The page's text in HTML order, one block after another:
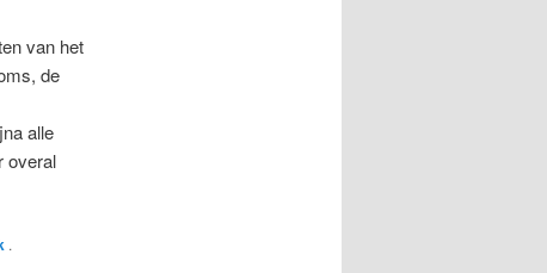
van het
de
alle
overal
.